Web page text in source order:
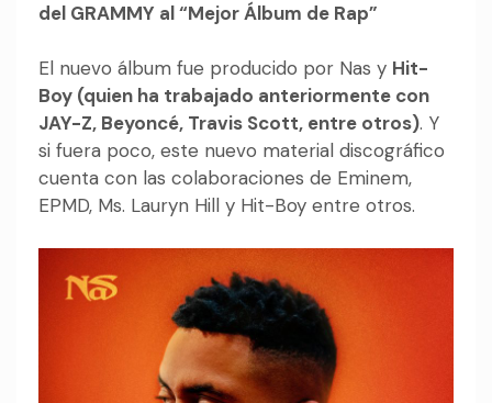
del GRAMMY al “Mejor Álbum de Rap”
El nuevo álbum fue producido por Nas y Hit-
Boy (quien ha trabajado anteriormente con
JAY-Z, Beyoncé, Travis Scott, entre otros). Y
si fuera poco, este nuevo material discográfico
cuenta con las colaboraciones de Eminem,
EPMD, Ms. Lauryn Hill y Hit-Boy entre otros.